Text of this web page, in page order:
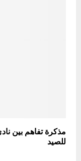
مذكرة تفاهم بين
للصيد